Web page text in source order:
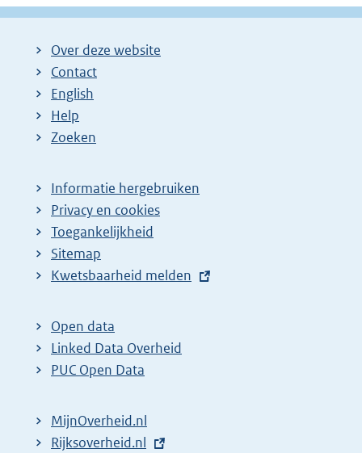
Over deze website
Contact
English
Help
Zoeken
Informatie hergebruiken
Privacy en cookies
Toegankelijkheid
Sitemap
E
t
e
r
l
i
Kwetsbaarheid melden
Open data
Linked Data Overheid
PUC Open Data
MijnOverheid.nl
E
Rijksoverheid.nl